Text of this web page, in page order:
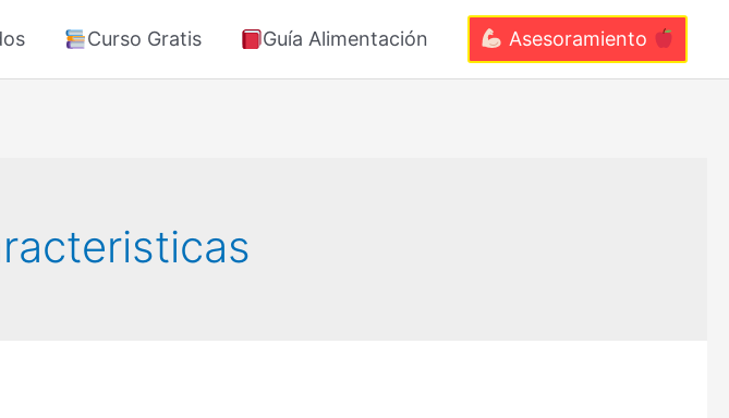
Curso Gratis Guía Alimentación Asesoramiento